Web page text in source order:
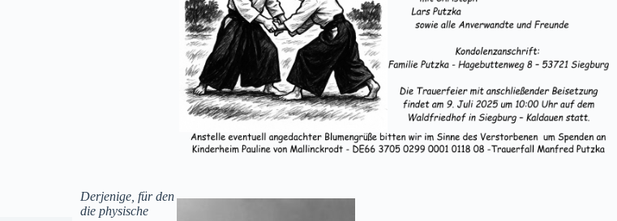
Derjenige, für den
die physische